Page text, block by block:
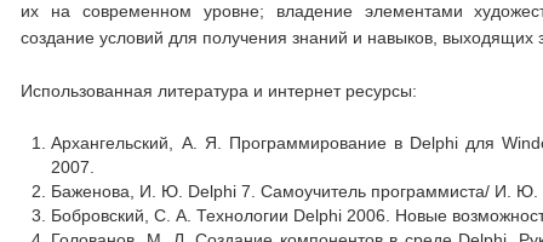
их на современном уровне; владение элементами
создание условий для получения знаний и навыков,
Использованная литература и интернет ресурсы:
Архангельский, А. Я. Программирование в Delphi для
2007.
Баженова, И. Ю. Delphi 7. Самоучитель программиста/ И.
Бобровский, С. А. Технологии Delphi 2006. Новые